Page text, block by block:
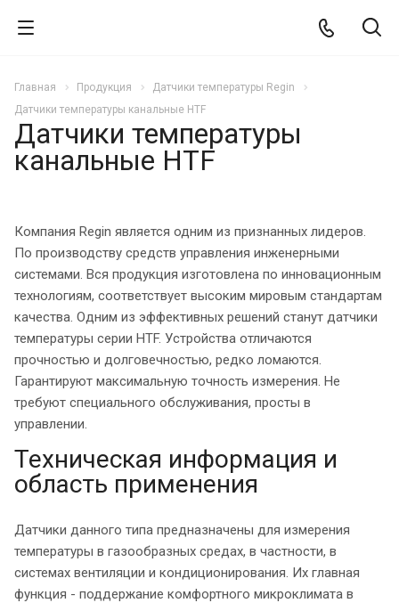
Главная Продукция
Датчики температуры Regin
Датчики температуры канальные HTF
Датчики температуры
канальные HTF
Компания Regin является одним из признанных лидеров.
По производству средств управления инженерными
системами. Вся продукция изготовлена по инновационным
технологиям, соответствует высоким мировым стандартам
качества. Одним из эффективных решений станут датчики
температуры серии HTF. Устройства отличаются
прочностью и долговечностью, редко ломаются.
Гарантируют максимальную точность измерения. Не
требуют специального обслуживания, просты в
управлении.
Техническая информация и
область применения
Датчики данного типа предназначены для измерения
температуры в газообразных средах, в частности, в
системах вентиляции и кондиционирования. Их главная
функция - поддержание комфортного микроклимата в